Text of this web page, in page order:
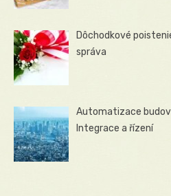
Dôchodkové
správa
Automatizace budov
Integrace a řízení